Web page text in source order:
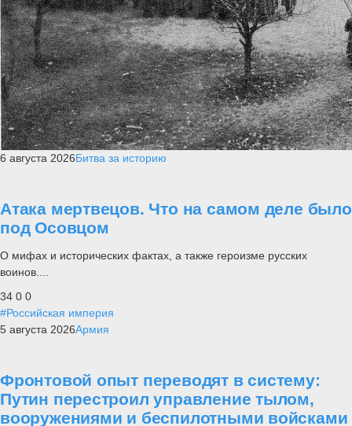
6 августа 2026Битва за историю
Атака мертвецов. Что на самом деле было
под Осовцом
О мифах и исторических фактах, а также героизме русских
воинов....
34 0 0
#Российская империя
5 августа 2026Армия
Фронтовой опыт переводят в систему:
Путин перестроил управление тылом,
вооружениями и беспилотными войсками